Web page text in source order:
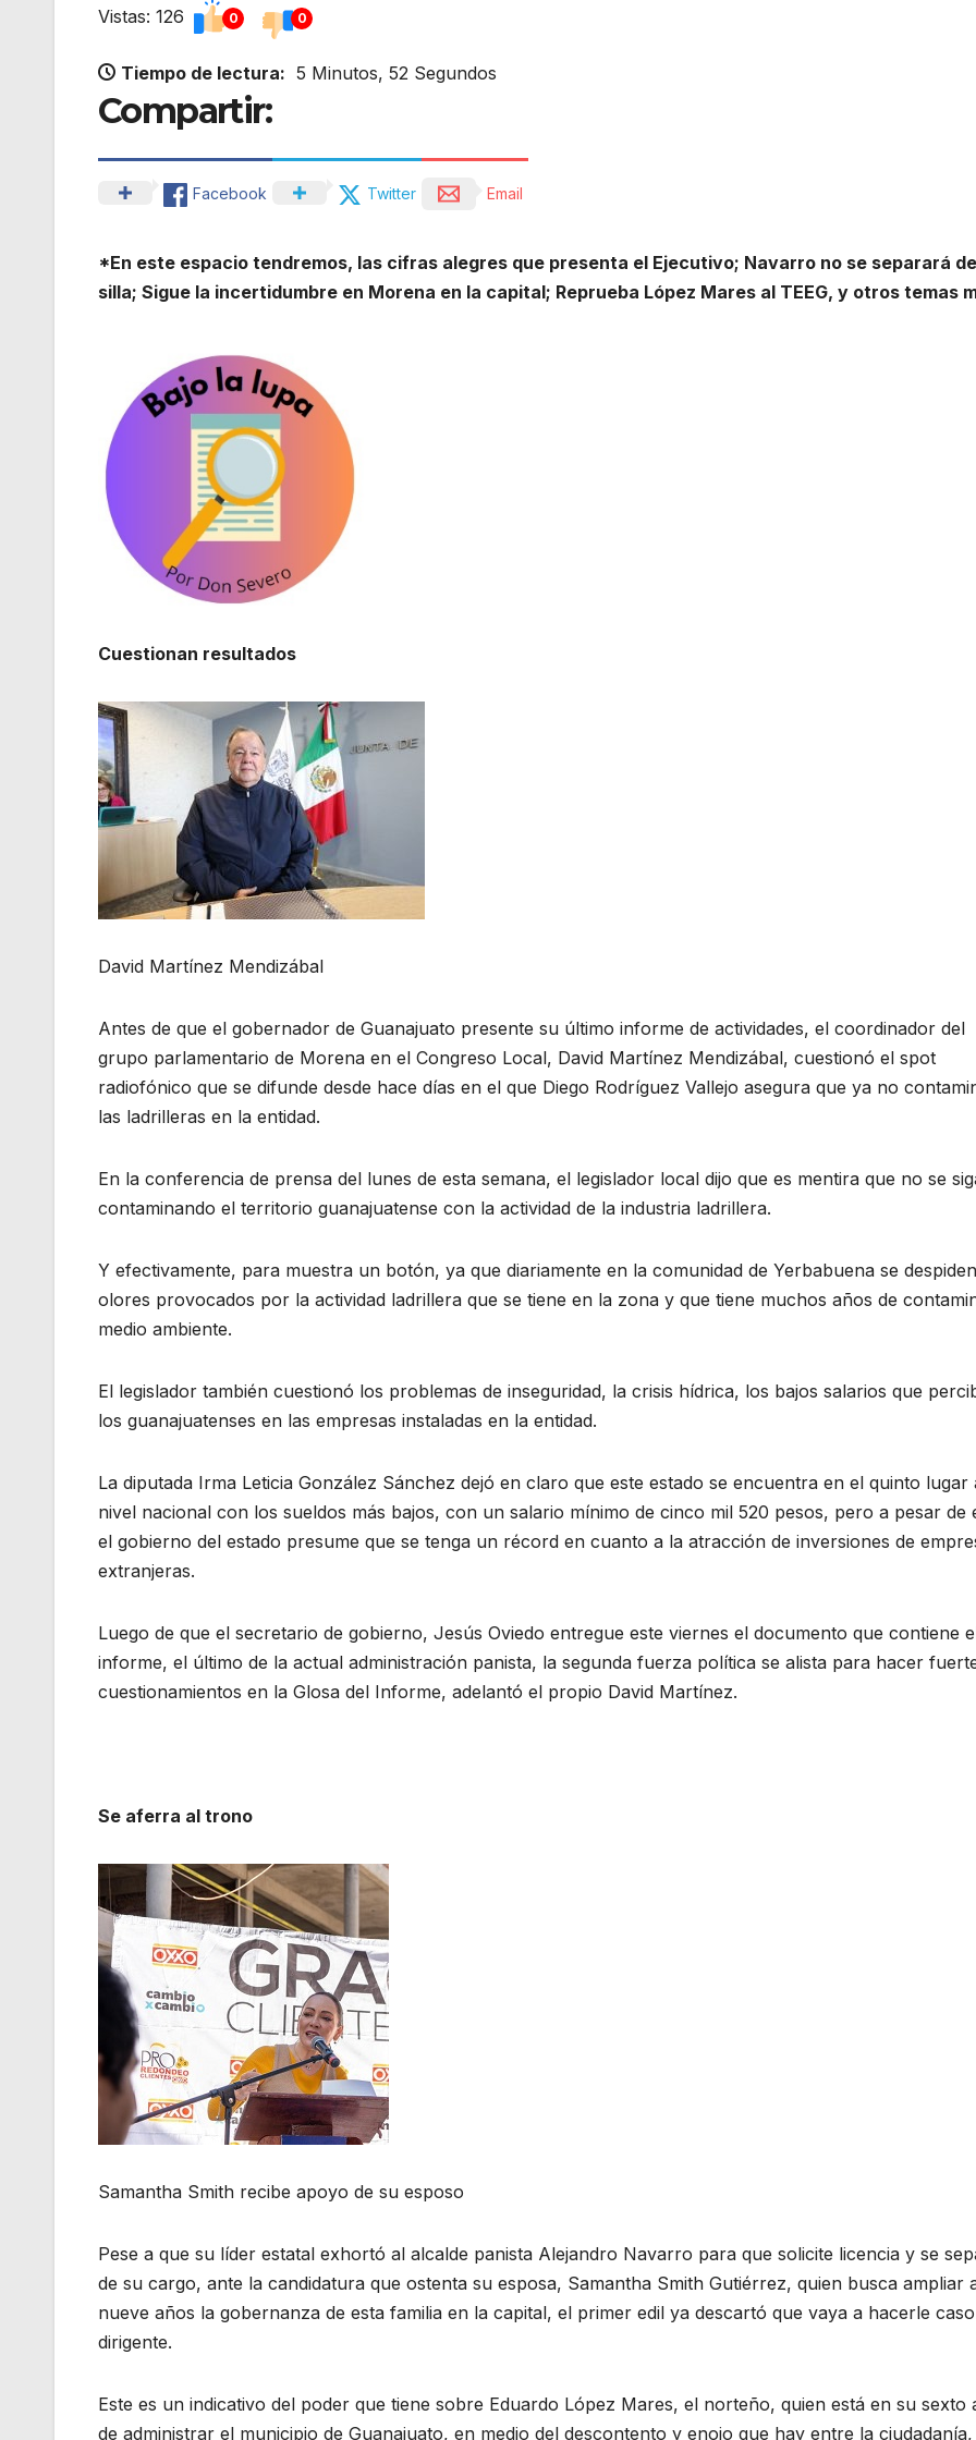
Vistas: 126 0 0
Tiempo de lectura: 5 Minutos, 52 Segundos
Compartir:
Facebook Twitter Email
*En este espacio tendremos, las cifras alegres que presenta el Ejecutivo; Navarro no se separará
silla; Sigue la incertidumbre en Morena en la capital; Reprueba López Mares al TEEG, y otros temas
Cuestionan resultados
David Martínez Mendizábal
Antes de que el gobernador de Guanajuato presente su último informe de actividades, el coordinador del
grupo parlamentario de Morena en el Congreso Local, David Martínez Mendizábal, cuestionó el spot
radiofónico que se difunde desde hace días en el que Diego Rodríguez Vallejo asegura que ya no
las ladrilleras en la entidad.
En la conferencia de prensa del lunes de esta semana, el legislador local dijo que es mentira que no se
contaminando el territorio guanajuatense con la actividad de la industria ladrillera.
Y efectivamente, para muestra un botón, ya que diariamente en la comunidad de Yerbabuena se despiden
olores provocados por la actividad ladrillera que se tiene en la zona y que tiene muchos años de
medio ambiente.
El legislador también cuestionó los problemas de inseguridad, la crisis hídrica, los bajos salarios que
los guanajuatenses en las empresas instaladas en la entidad.
La diputada Irma Leticia González Sánchez dejó en claro que este estado se encuentra en el quinto lugar
nivel nacional con los sueldos más bajos, con un salario mínimo de cinco mil 520 pesos, pero a pesar de
el gobierno del estado presume que se tenga un récord en cuanto a la atracción de inversiones de
extranjeras.
Luego de que el secretario de gobierno, Jesús Oviedo entregue este viernes el documento que contiene
informe, el último de la actual administración panista, la segunda fuerza política se alista para hacer
cuestionamientos en la Glosa del Informe, adelantó el propio David Martínez.
Se aferra al trono
Samantha Smith recibe apoyo de su esposo
Pese a que su líder estatal exhortó al alcalde panista Alejandro Navarro para que solicite licencia y se
de su cargo, ante la candidatura que ostenta su esposa, Samantha Smith Gutiérrez, quien busca ampliar
nueve años la gobernanza de esta familia en la capital, el primer edil ya descartó que vaya a hacerle
dirigente.
Este es un indicativo del poder que tiene sobre Eduardo López Mares, el norteño, quien está en su sexto
de administrar el municipio de Guanajuato, en medio del descontento y enojo que hay entre la